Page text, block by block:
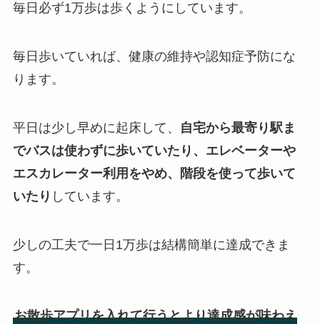
毎日必ず1万歩は歩くようにしています。
毎日歩いていれば、健康の維持や認知症予防にな
ります。
平日は少し早めに起床して、
自宅から最寄り駅ま
でバスは使わずに歩いていたり、エレベーターや
エスカレーター利用をやめ、階段を使って歩いて
いたり しています。
少しの工夫で一日1万歩は結構簡単に達成できま
す。
お散歩アプリを入れて行うとより達成感が味わえ